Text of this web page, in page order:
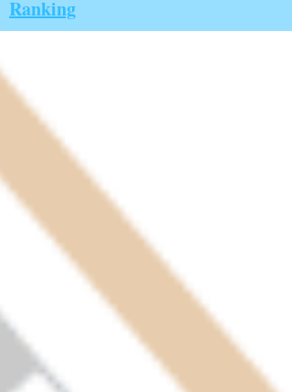
Ranking